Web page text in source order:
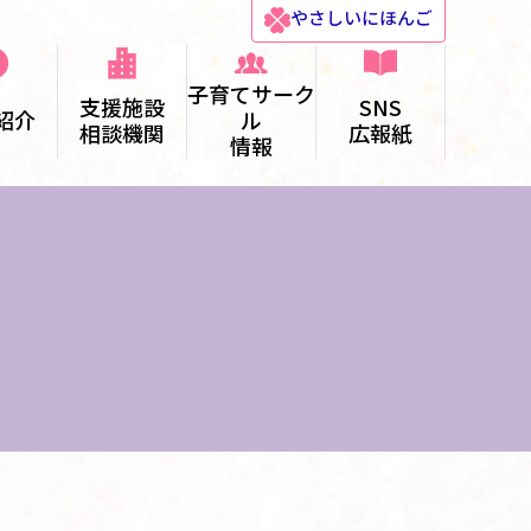
やさしいにほんご
介
支援施設
相談機関
子育てサーク
ル
情報
SNS
広報紙